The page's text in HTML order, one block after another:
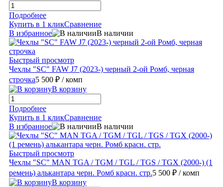
Подробнее
Купить в 1 кликСравнение
В избранное
В наличии
Быстрый просмотр
Чехлы "SC" FAW J7 (2023-) черный 2-ой Ромб, черная
строчка5 500 ₽ / комп
В корзину
Подробнее
Купить в 1 кликСравнение
В избранное
В наличии
Быстрый просмотр
Чехлы "SC" MAN TGA / TGM / TGL / TGS / TGX (2000-) (1
ремень) алькантара черн. Ромб красн. стр.5 500 ₽ / комп
В корзину